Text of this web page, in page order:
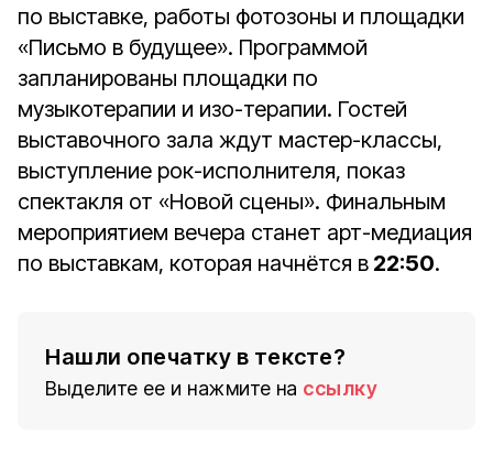
по выставке, работы фотозоны и площадки
«Письмо в будущее». Программой
запланированы площадки по
музыкотерапии и изо-терапии. Гостей
выставочного зала ждут мастер-классы,
выступление рок-исполнителя, показ
спектакля от «Новой сцены». Финальным
мероприятием вечера станет арт-медиация
по выставкам, которая начнётся в 22:50.
Нашли опечатку в тексте?
Выделите ее и нажмите на ссылку